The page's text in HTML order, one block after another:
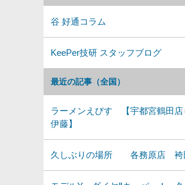
最近の記事（全国）
ラーメンえびす 【宇都宮鶴田
伊藤】
久しぶりの場所 各務原店 袴
谷 好通コラム
KeePer技研 スタッフブログ